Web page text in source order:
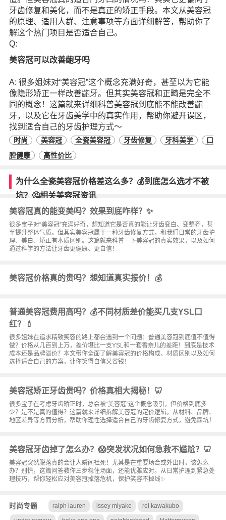
牙齿修复和美化，而不是真正的矫正手段。本文从美容冠
的原理、适用人群、注意事项等方面详细解答，帮助你了
解这个热门项目是否适合自己。
Q:
美容冠可以改善龅牙吗
A: 很多姐妹对“美容冠”这个概念充满好奇，甚至以为它能
像隐形矫正一样改善龅牙。但其实美容冠和正畸是完全不
同的概念！这篇就来详细科普美容冠到底能不能改善龅
牙，以及它在牙齿美学中的真实作用，帮助你避开误区，
找到适合自己的牙齿护理方式～
时尚 美容冠 全瓷美容冠 牙齿修复 牙科美学
口
腔健康
高性价比
为什么全瓷美容冠价格差这么多？💰到底怎么选才不被
坑？🤔相关美容冠资讯
美容冠真的能变美吗？效果到底咋样？✨
很多宝子对“美容冠”充满好奇，想知道它是否真的能让牙齿变白、变整齐，甚
至提升整体气质。但其实美容冠属于一种牙齿修复方式，和我们日常的牙齿护
理、美白、矫正有本质区别。这篇就来科普一下美容冠的真实效果，以及如何
通过科学的方法让牙齿更健康、更自信！
美容冠价格真的贵吗？想知道真实报价！💰
普通美容冠费用高吗？💰不同材质差价能买几支YSL口
红？💄
很多姐妹在追求精致笑容的路上都会遇到一个问题：普通美容冠到底值不值得
做？价格从几百到上万，差价堪比一支YSL和一套香奈儿的差距！到底是技术
成本还是品牌溢价？本文带你全面了解美容冠的价格构成、材质区别以及如何
选择适合自己的方案，让你笑得自信又省钱！
美容冠矫正牙齿贵吗？价格真相大揭秘！🦷
很多宝子在考虑牙齿矫正时，总会被“美容冠”这个概念吸引，但价格到底多
少？是不是真的值得？这篇就来详细拆解美容冠的定价逻辑，从材料、品牌、
地区差异等方面分析，帮助你理性选择适合自己的牙齿修复方式，避免踩坑！
美容冠牙齿掉了怎么办？😱突发状况如何急救不尴尬？🦷
美容冠突然脱落真的会让人瞬间社死！尤其是在重要场合或外出时，该怎么
办？别慌，这篇问答教你三步稳住场面，还能优雅应对。从日常护理到紧急处
理技巧，帮你轻松应对美容冠掉落危机，保护笑容不掉线✨
时尚专题 ralph lauren issey miyake rei kawakubo